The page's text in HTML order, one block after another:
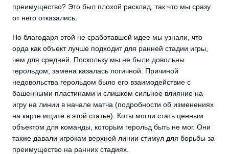
преимущество? Это был плохой расклад, так что мы сразу
от него отказались.
Но благодаря этой не сработавшей идее мы узнали, что
орда как объект лучше подходит для ранней стадии игры,
чем для средней. Поскольку мы не были довольны
герольдом, замена казалась логичной. Причиной
недовольства герольдом было его взаимодействие с
башенными пластинами и слишком сильное влияние на
игру на линии в начале матча (подробности об изменениях
на карте ищите в этой статье). Коты могли стать ценным
объектом для команды, которым герольд быть не мог. Они
также давали игрокам верхней линии стимул для борьбы за
преимущество на ранних стадиях.